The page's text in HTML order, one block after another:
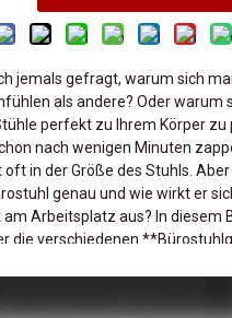
jemals gefragt, warum sich
als andere? Oder warum
perfekt zu Ihrem Körper zu
nach wenigen Minuten
in der Größe des Stuhls.
genau und wie wirkt er
am Arbeitsplatz aus? In diesem
die verschiedenen
wie Ergonomie und Design bei